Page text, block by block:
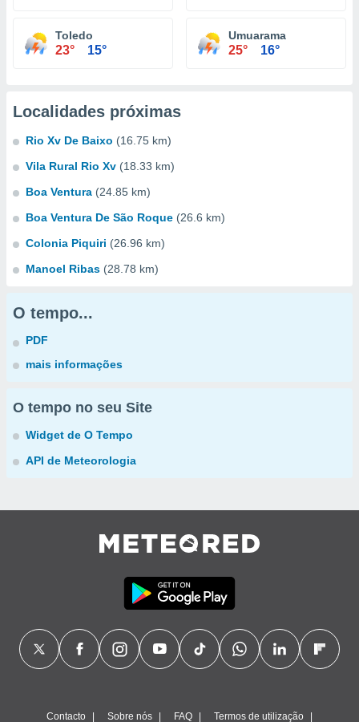
Toledo
23° 15°
Umuarama
25° 16°
Localidades próximas
Rio Xv De Baixo (16.75 km)
Vila Rural Rio Xv (18.33 km)
Boa Ventura (24.85 km)
Boa Ventura De São Roque (26.6 km)
Colonia Piquiri (26.96 km)
Manoel Ribas (28.78 km)
O tempo...
PDF
mais informações
O tempo no seu Site
Widget de O Tempo
API de Meteorologia
Contacto Sobre nós FAQ Termos de utilização